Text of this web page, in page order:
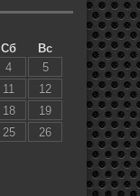
Сб
Вс
4
5
11
12
18
19
25
26